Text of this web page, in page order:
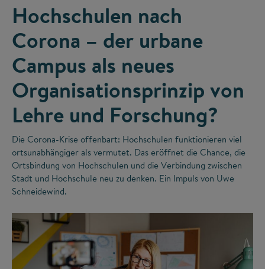
Hochschulen nach
Corona – der urbane
Campus als neues
Organisationsprinzip von
Lehre und Forschung?
Die Corona-Krise offenbart: Hochschulen funktionieren viel
ortsunabhängiger als vermutet. Das eröffnet die Chance, die
Ortsbindung von Hochschulen und die Verbindung zwischen
Stadt und Hochschule neu zu denken. Ein Impuls von Uwe
Schneidewind.